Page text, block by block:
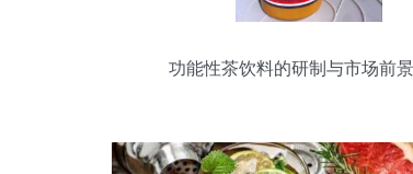
功能性茶饮料的研制与市场前